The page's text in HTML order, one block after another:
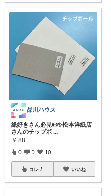
品川ハウス
紙好きさん必見📜✨松本洋紙店
さんのチップボ ...
￥ 88
0 0 10
コレ いいね